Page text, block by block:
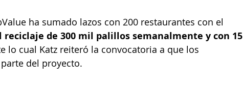
ha sumado lazos con 200 restaurantes con el
reciclaje de 300 mil palillos semanalmente y con 15
lo cual Katz reiteró la convocatoria a que los
del proyecto.